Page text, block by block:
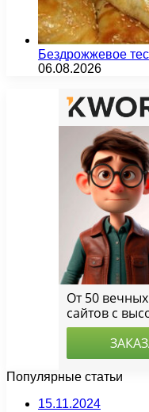
Бездрожжевое
06.08.2026
Популярные статьи
15.11.2024